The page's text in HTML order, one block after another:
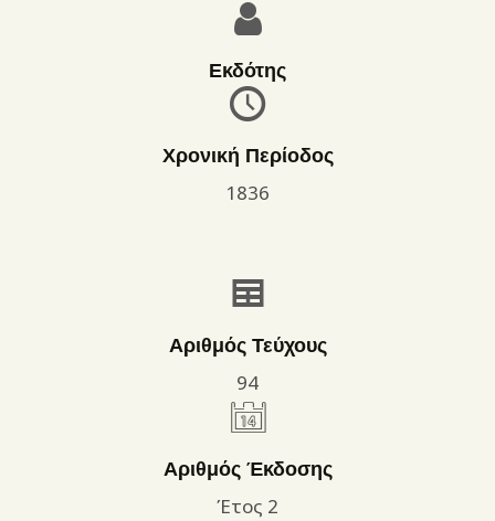
Εκδότης
Χρονική Περίοδος
1836
Αριθμός Τεύχους
94
Αριθμός Έκδοσης
Έτος 2